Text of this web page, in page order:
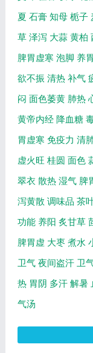
夏 石膏 知母 栀子
草 泽泻 大蒜 黄柏
脾胃虚寒 泡脚 养胃
欲不振 清热 补气
闷 面色萎黄 肺热
黄帝内经 降血糖
胃虚寒 免疫力 清
虚火旺 桂圆 面色
翠衣 散热 湿气 脾
泻黄散 调味品 茶
功能 养阳 炙甘草
脾胃虚 大枣 煮水
卫气 夜间盗汗 卫
热 胃阴 多汗 解暑
气汤